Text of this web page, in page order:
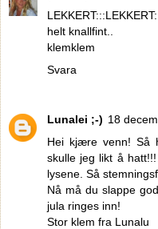
helt knallfint..
klemklem
Svara
Lunalei ;-) 18
Hei kjære venn! Så
skulle jeg likt å
lysene. Så
Nå må du slappe
jula ringes inn!
Stor klem fra Lunalu